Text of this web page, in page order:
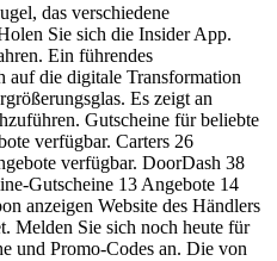
das verschiedene
Sie sich die Insider App.
Ein führendes
auf die digitale Transformation
Es zeigt an
Gutscheine für beliebte
verfügbar. Carters 26
verfügbar. DoorDash 38
Gutscheine 13 Angebote 14
anzeigen Website des Händlers
Melden Sie sich noch heute für
und Promo-Codes an. Die von